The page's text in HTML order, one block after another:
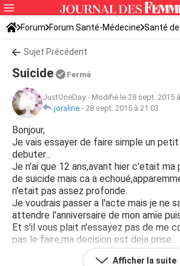
Forum Forum Santé-Médecine Santé
Sujet Précédent
Suicide Fermé
JustOneDay- Modifié le 28 sept. 2015
joraline - 28 sept. 2015 à 21:03
Bonjour,
Je vais essayer de faire simple un
debuter...
Je n'ai que 12 ans,avant hier c'etait
de suicide mais ca a
n'etait pas assez profonde.
Je voudrais passer a l'acte mais je ne
attendre l'anniversaire de mon amie
Et s'il vous plait n'essayez pas de me
pas le faire,ma decision est deja prise...
Je veux juste que vous me disiez si
Afficher la suite